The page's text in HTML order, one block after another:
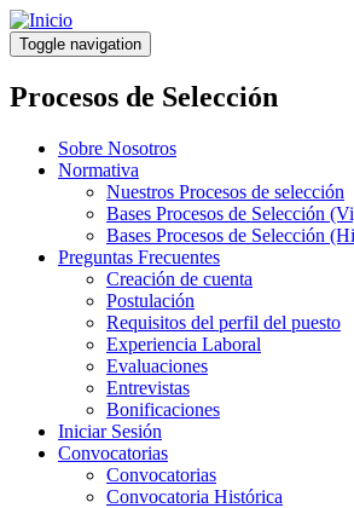
Pasar
al
contenido
principal
Toggle navigation
Procesos de Selección
Sobre Nosotros
Normativa
Nuestros Procesos de selección
Bases Procesos de Selección
Bases Procesos de Selección
Preguntas Frecuentes
Creación de cuenta
Postulación
Requisitos del perfil del puesto
Experiencia Laboral
Evaluaciones
Entrevistas
Bonificaciones
Iniciar Sesión
Convocatorias
Convocatorias
Convocatoria Histórica